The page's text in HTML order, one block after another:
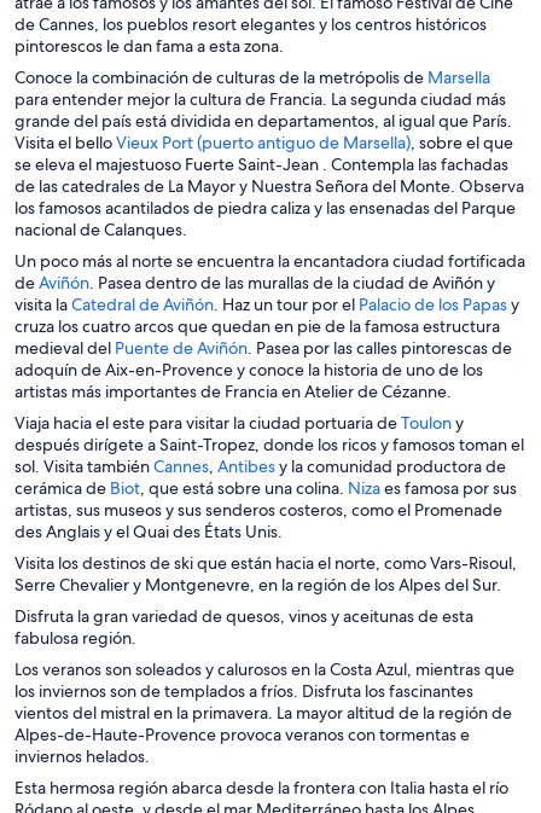
de Cannes, los pueblos resort elegantes y los centros históricos
pintorescos le dan fama a esta zona.
Conoce la combinación de culturas de la metrópolis de MarsellaS
e
a
b
r
i
r
n
u
n
a
n
a
v
e
n
n
a
para entender mejor la cultura de Francia. La segunda ciudad más
grande del país está dividida en departamentos, al igual que París.
Visita el belloVieux Port (puerto antiguo de Marsella)S
e
a
b
r
á
e
n
u
n
a
n
u
e
v
a
n
t
a
a
, sobre el que
se eleva el majestuoso Fuerte Saint-Jean . Contempla las fachadas
de las catedrales de La Mayor y Nuestra Señora del Monte. Observa
los famosos acantilados de piedra caliza y las ensenadas del Parque
nacional de Calanques.
Un poco más al norte se encuentra la encantadora ciudad fortificada
deAviñónS
e
a
b
r
i
á
e
n
u
n
a
n
u
v
a
v
e
n
t
a
n
a
. Pasea dentro de las murallas de la ciudad de Aviñón y
visita laCatedral de AviñónS
e
a
b
r
r
á
e
n
u
n
a
n
e
a
v
e
n
a
n
. Haz un tour por el Palacio de los PapasS
a
á
n
a
a
e
a
y
cruza los cuatro arcos que quedan en pie de la famosa estructura
medieval del Puente de AviñónS
e
a
r
i
r
á
e
n
u
n
n
e
v
a
v
n
t
. Pasea por las calles pintorescas de
adoquín de Aix-en-Provence y conoce la historia de uno de los
artistas más importantes de Francia en Atelier de Cézanne.
Viaja hacia el este para visitar la ciudad portuaria deToulonS
e
a
b
r
á
e
n
n
a
n
u
e
a
y
después dirígete a Saint-Tropez, donde los ricos y famosos toman el
sol. Visita tambiénCannesS
e
a
b
i
r
á
u
n
a
n
e
AntibesS
e
a
b
i
r
á
u
n
a
n
e
y la comunidad productora de
cerámica de BiotS
e
a
r
r
n
u
n
a
n
u
, que está sobre una colina. NizaS
e
r
i
r
e
n
u
n
a
u
es famosa por sus
artistas, sus museos y sus senderos costeros, como el Promenade
des Anglais y el Quai des États Unis.
Visita los destinos de ski que están hacia el norte, como Vars-Risoul,
Serre Chevalier y Montgenevre, en la región de los Alpes del Sur.
Disfruta la gran variedad de quesos, vinos y aceitunas de esta
fabulosa región.
Los veranos son soleados y calurosos en la Costa Azul, mientras que
los inviernos son de templados a fríos. Disfruta los fascinantes
vientos del mistral en la primavera. La mayor altitud de la región de
Alpes-de-Haute-Provence provoca veranos con tormentas e
inviernos helados.
Esta hermosa región abarca desde la frontera con Italia hasta el río